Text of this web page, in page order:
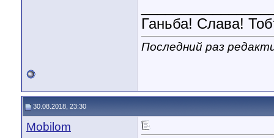
Ганьба! Слава!
Последний раз
30.08.2018, 23:30
Mobilom